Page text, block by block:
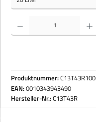
Produkt Anzahl: Gib den gewünschten
Produktnummer:C13T43R100
EAN:0010343943490
Hersteller-Nr.:C13T43R